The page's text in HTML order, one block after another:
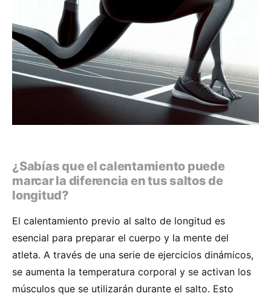
¿Sabías que el calentamiento puede
marcar la diferencia en tus saltos de
longitud?
El calentamiento previo al salto de longitud es
esencial para preparar el cuerpo y la mente del
atleta. A través de una serie de ejercicios dinámicos,
se aumenta la temperatura corporal y se activan los
músculos que se utilizarán durante el salto. Esto